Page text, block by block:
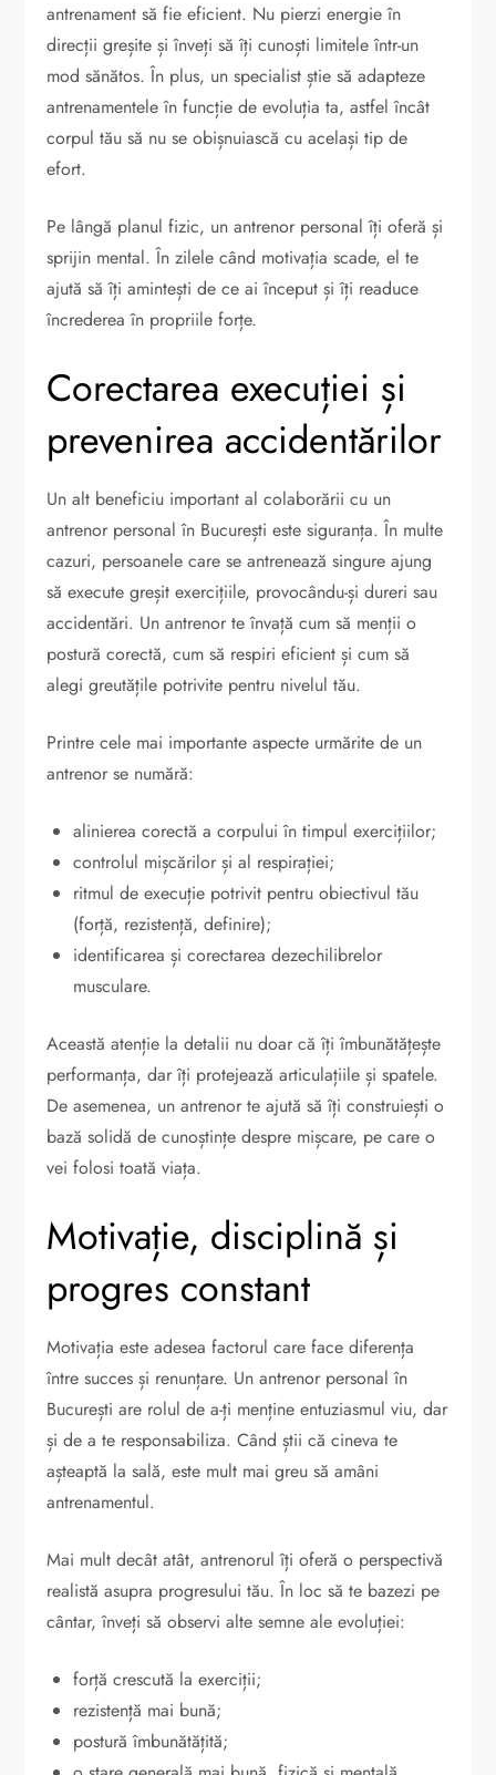
antrenament să fie eficient. Nu pierzi energie în
direcții greșite și înveți să îți cunoști limitele într-un
mod sănătos. În plus, un specialist știe să adapteze
antrenamentele în funcție de evoluția ta, astfel încât
corpul tău să nu se obișnuiască cu același tip de
efort.
Pe lângă planul fizic, un antrenor personal îți oferă și
sprijin mental. În zilele când motivația scade, el te
ajută să îți amintești de ce ai început și îți readuce
încrederea în propriile forțe.
Corectarea execuției și
prevenirea accidentărilor
Un alt beneficiu important al colaborării cu un
antrenor personal în București este siguranța. În multe
cazuri, persoanele care se antrenează singure ajung
să execute greșit exercițiile, provocându-și dureri sau
accidentări. Un antrenor te învață cum să menții o
postură corectă, cum să respiri eficient și cum să
alegi greutățile potrivite pentru nivelul tău.
Printre cele mai importante aspecte urmărite de un
antrenor se numără:
alinierea corectă a corpului în timpul exercițiilor;
controlul mișcărilor și al respirației;
ritmul de execuție potrivit pentru obiectivul tău
(forță, rezistență, definire);
identificarea și corectarea dezechilibrelor
musculare.
Această atenție la detalii nu doar că îți îmbunătățește
performanța, dar îți protejează articulațiile și spatele.
De asemenea, un antrenor te ajută să îți construiești o
bază solidă de cunoștințe despre mișcare, pe care o
vei folosi toată viața.
Motivație, disciplină și
progres constant
Motivația este adesea factorul care face diferența
între succes și renunțare. Un antrenor personal în
București are rolul de a-ți menține entuziasmul viu, dar
și de a te responsabiliza. Când știi că cineva te
așteaptă la sală, este mult mai greu să amâni
antrenamentul.
Mai mult decât atât, antrenorul îți oferă o perspectivă
realistă asupra progresului tău. În loc să te bazezi pe
cântar, înveți să observi alte semne ale evoluției:
forță crescută la exerciții;
rezistență mai bună;
postură îmbunătățită;